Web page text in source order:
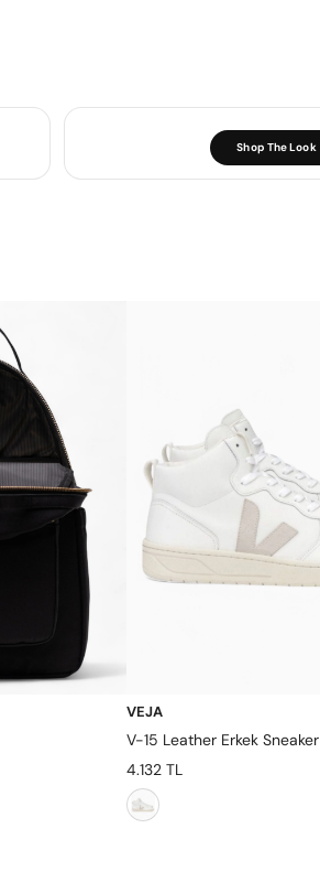
Shop The Look
VEJA
V-15 Leather Erkek Sneaker
4.132 TL